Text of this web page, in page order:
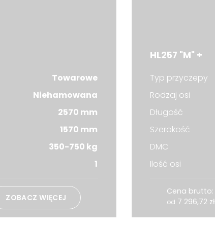
Towarowe
Niehamowana
2570 mm
1570 mm
350-750 kg
1
ZOBACZ WIĘCEJ
HL257 "M" +
Typ przyczepy
Rodzaj osi
Długość
Szerokość
DMC
Ilość osi
Cena brutto:
od 7 296,72 zł